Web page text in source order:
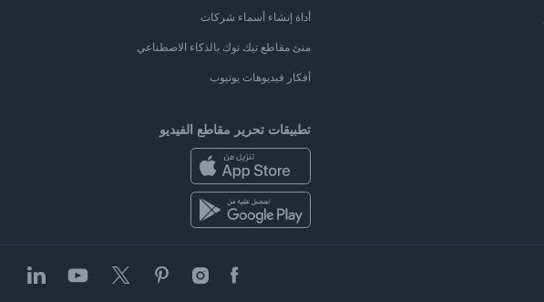
أداة إنشاء أسماء شركات
منئ مقاطع تيك توك بالذكاء الاصطناعي
أفكار فيديوهات يوتيوب
تطبيقات تحرير مقاطع الفيديو